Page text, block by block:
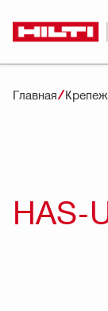
Главная Крепеж